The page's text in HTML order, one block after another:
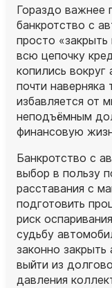
Гораздо важнее
банкротство с
просто
всю цепочку
копились
почти наверняка
избавляется от
неподъёмным
финансовую
Банкротство с
выбор в пользу
расставания с
подготовить
риск
судьбу
законно
выйти из
давления